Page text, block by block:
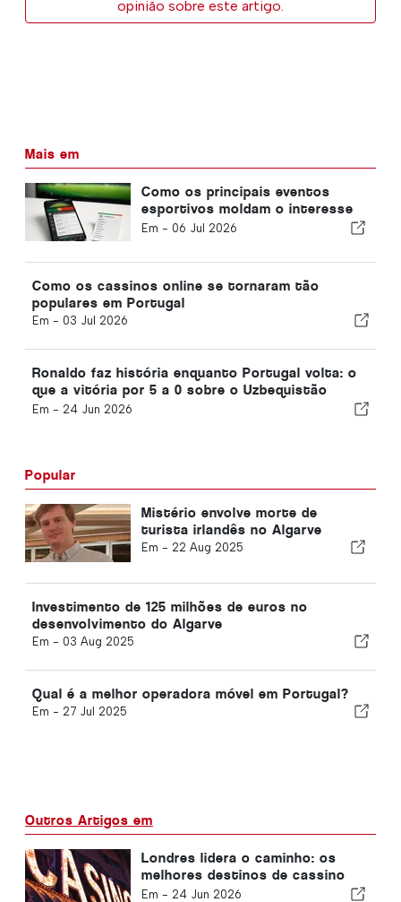
opinião sobre este artigo.
Mais em
Como os principais eventos
esportivos moldam o interesse
das apostas online em Portugal
Em - 06 Jul 2026
Como os cassinos online se tornaram tão
populares em Portugal
Em - 03 Jul 2026
Ronaldo faz história enquanto Portugal volta: o
que a vitória por 5 a 0 sobre o Uzbequistão
significa para o resto do Grupo K
Em - 24 Jun 2026
Popular
Mistério envolve morte de
turista irlandês no Algarve
Em - 22 Aug 2025
Investimento de 125 milhões de euros no
desenvolvimento do Algarve
Em - 03 Aug 2025
Qual é a melhor operadora móvel em Portugal?
Em - 27 Jul 2025
Outros Artigos em
Londres lidera o caminho: os
melhores destinos de cassino
da Europa para viajantes
Em - 24 Jun 2026